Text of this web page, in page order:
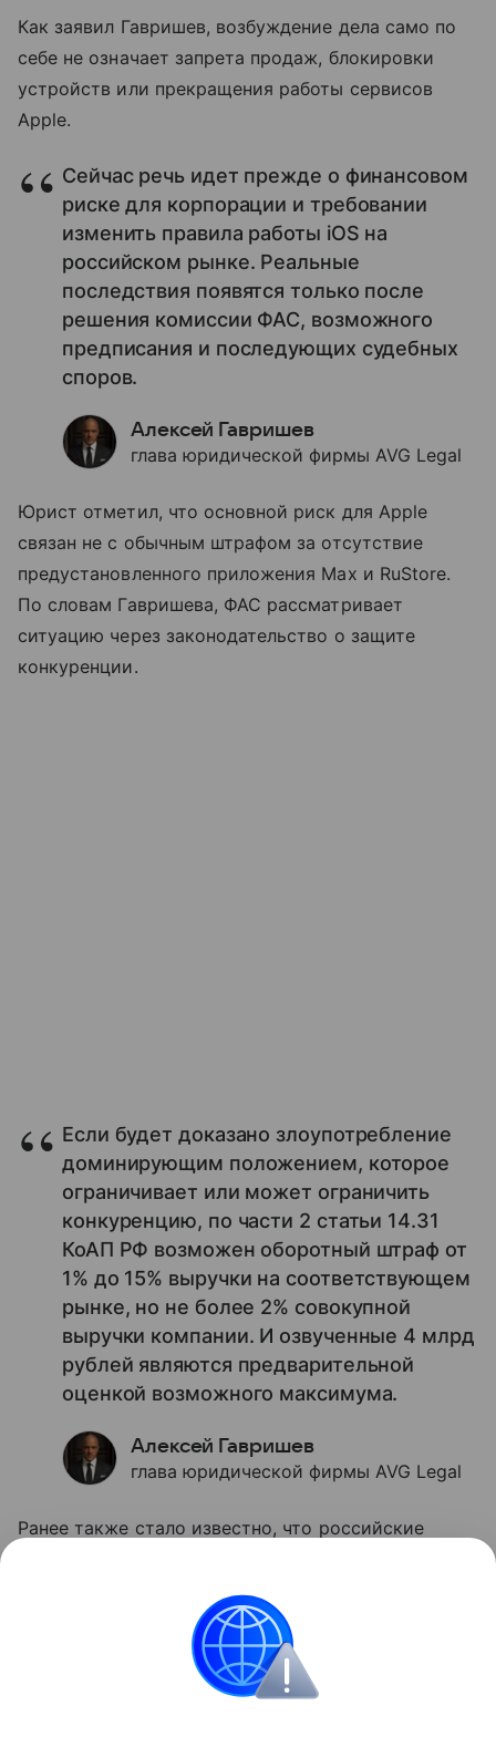
Как заявил Гавришев, возбуждение дела само по
себе не означает запрета продаж, блокировки
устройств или прекращения работы сервисов
Apple.
Сейчас речь идет прежде о финансовом
риске для корпорации и требовании
изменить правила работы iOS на
российском рынке. Реальные
последствия появятся только после
решения комиссии ФАС, возможного
предписания и последующих судебных
споров.
Алексей Гавришев
глава юридической фирмы AVG Legal
Юрист отметил, что основной риск для Apple
связан не с обычным штрафом за отсутствие
предустановленного приложения Max и RuStore.
По словам Гавришева, ФАС рассматривает
ситуацию через законодательство о защите
конкуренции.
Если будет доказано злоупотребление
доминирующим положением, которое
ограничивает или может ограничить
конкуренцию, по части 2 статьи 14.31
КоАП РФ возможен оборотный штраф от
1% до 15% выручки на соответствующем
рынке, но не более 2% совокупной
выручки компании. И озвученные 4 млрд
рублей являются предварительной
оценкой возможного максимума.
Алексей Гавришев
глава юридической фирмы AVG Legal
Ранее также стало известно, что российские
Россия Закон